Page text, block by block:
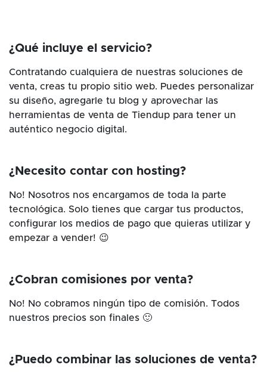
¿Qué incluye el servicio?
Contratando cualquiera de nuestras soluciones de
venta, creas tu propio sitio web. Puedes personalizar
su diseño, agregarle tu blog y aprovechar las
herramientas de venta de Tiendup para tener un
auténtico negocio digital.
¿Necesito contar con hosting?
No! Nosotros nos encargamos de toda la parte
tecnológica. Solo tienes que cargar tus productos,
configurar los medios de pago que quieras utilizar y
empezar a vender! 😉
¿Cobran comisiones por venta?
No! No cobramos ningún tipo de comisión. Todos
nuestros precios son finales 🙂
¿Puedo combinar las soluciones de venta?